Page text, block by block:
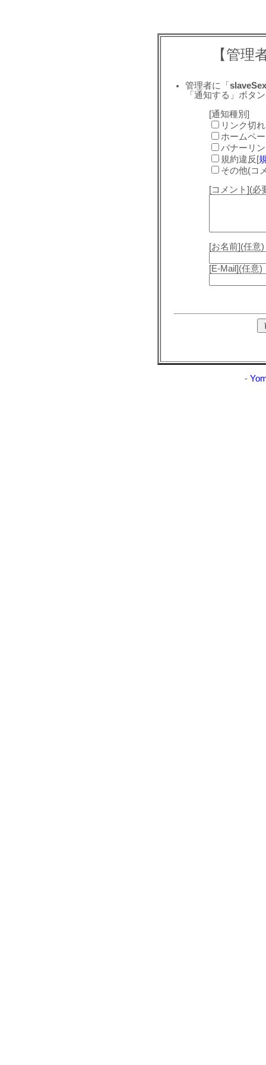
【管理
管理者に「 slaveSex
「通知する」ボタ
[通知種別]
リンク切れ
ホームペ
バナーリ
規約違反[
その他(コ
[コメント](必
[お名前](任意)
[E-Mail](任意)
-